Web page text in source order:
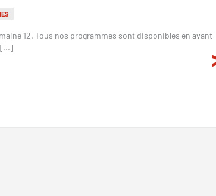
12. Tous nos programmes sont disponibles en avant-